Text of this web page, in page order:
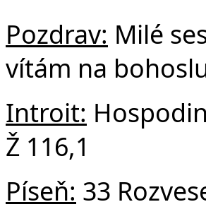
Pozdrav: Milé
vítám na
Introit:
Ž 116,1
Píseň: 33